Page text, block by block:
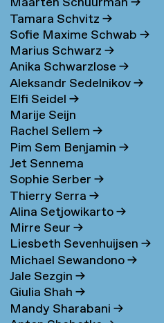
Tamara Schvitz→
Sofie Maxime Schwab→
Marius Schwarz→
Anika Schwarzlose→
Aleksandr Sedelnikov→
Elfi Seidel→
Marije Seijn
Rachel Sellem→
Pim Sem Benjamin→
Jet Sennema
Sophie Serber→
Thierry Serra→
Alina Setjowikarto→
Mirre Seur→
Liesbeth Sevenhuijsen→
Michael Sewandono→
Jale Sezgin→
Giulia Shah→
Mandy Sharabani→